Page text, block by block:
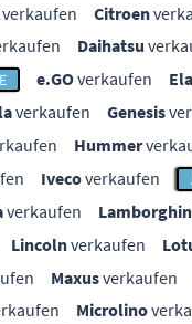
verkaufen Citroen
Daihatsu
E e.GOverkaufen
verkaufen Genesis
Hummer
Ivecoverkaufen
verkaufen
Lincolnverkaufen
Maxusverkaufen
Microlino